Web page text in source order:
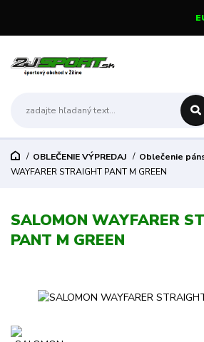
OBLEČENIE VÝPREDAJ Oblečenie
WAYFARER STRAIGHT PANT M GREEN
SALOMON WAYFARER
PANT M GREEN